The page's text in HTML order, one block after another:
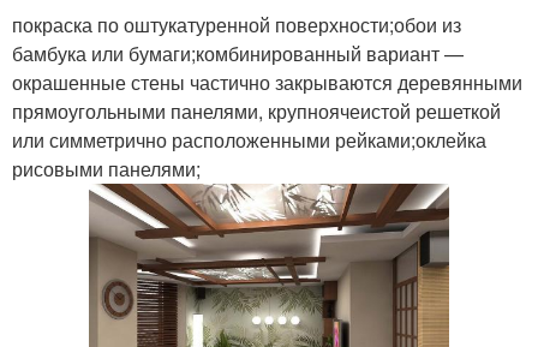
покраска по оштукатуренной поверхности;обои из
бамбука или бумаги;комбинированный вариант —
окрашенные стены частично закрываются деревянными
прямоугольными панелями, крупноячеистой решеткой
или симметрично расположенными рейками;оклейка
рисовыми панелями;